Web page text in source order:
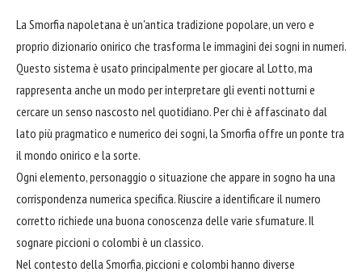
La Smorfia napoletana è un'antica tradizione popolare, un vero e
proprio dizionario onirico che trasforma le immagini dei sogni in numeri.
Questo sistema è usato principalmente per giocare al Lotto, ma
rappresenta anche un modo per interpretare gli eventi notturni e
cercare un senso nascosto nel quotidiano. Per chi è affascinato dal
lato più pragmatico e numerico dei sogni, la Smorfia offre un ponte tra
il mondo onirico e la sorte.
Ogni elemento, personaggio o situazione che appare in sogno ha una
corrispondenza numerica specifica. Riuscire a identificare il numero
corretto richiede una buona conoscenza delle varie sfumature. Il
sognare piccioni o colombi è un classico.
Nel contesto della Smorfia, piccioni e colombi hanno diverse